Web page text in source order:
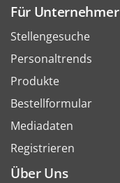
Für Unternehmer
Stellengesuche
Personaltrends
Produkte
Bestellformular
Mediadaten
Registrieren
Über Uns